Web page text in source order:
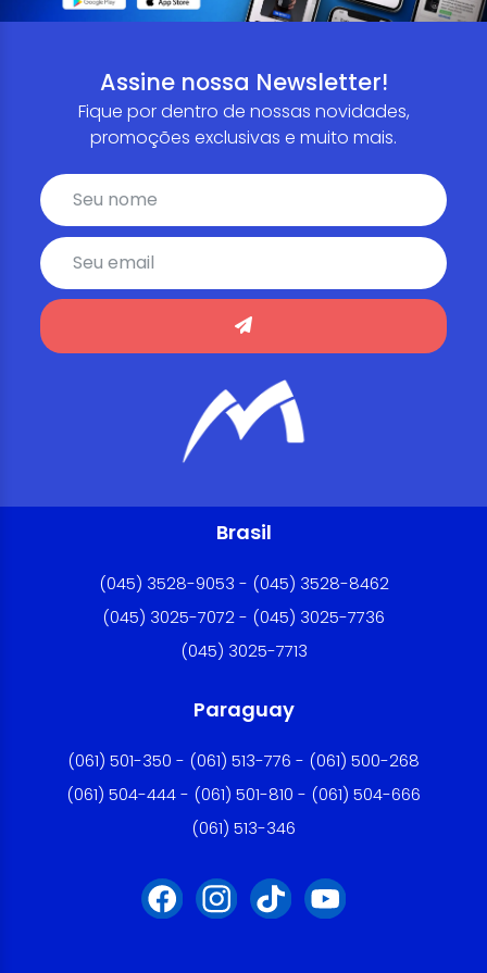
Assine nossa Newsletter!
Fique por dentro de nossas novidades,
promoções exclusivas e muito mais.
Brasil
(045) 3528-9053 - (045) 3528-8462
(045) 3025-7072 - (045) 3025-7736
(045) 3025-7713
Paraguay
(061) 501-350 - (061) 513-776 - (061) 500-268
(061) 504-444 - (061) 501-810 - (061) 504-666
(061) 513-346